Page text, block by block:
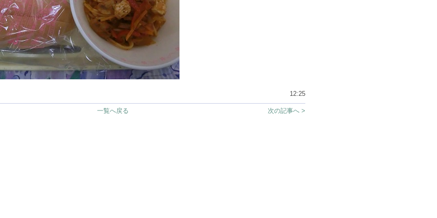
12:25
次の記事へ >
一覧へ戻る